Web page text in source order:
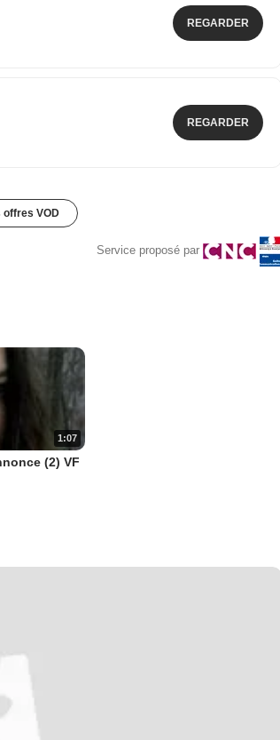
REGARDER
REGARDER
offres VOD
Service proposé par
1:07
(2) VF